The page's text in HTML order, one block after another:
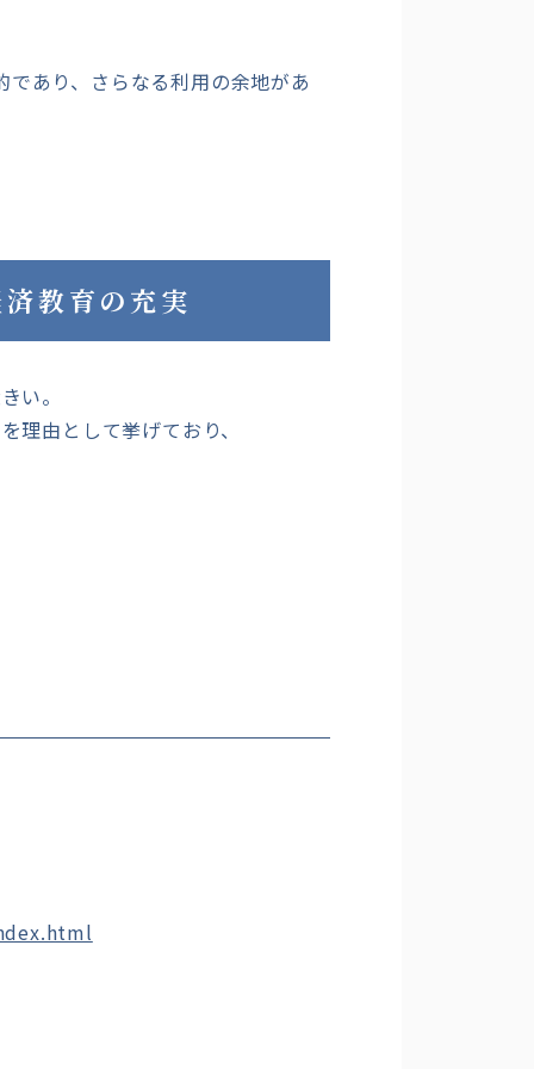
あり、さらなる利用の余地があ
教育の充実
い。
由として挙げており、